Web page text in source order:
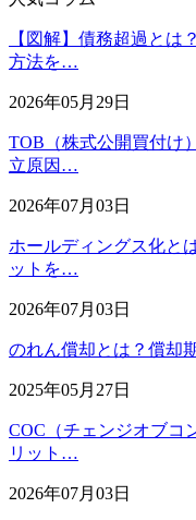
【図解】債務超過とは
方法を…
2026年05月29日
TOB（株式公開買付け
立原因…
2026年07月03日
ホールディングス化と
ットを…
2026年07月03日
のれん償却とは？償却
2025年05月27日
COC（チェンジオブコ
リット…
2026年07月03日